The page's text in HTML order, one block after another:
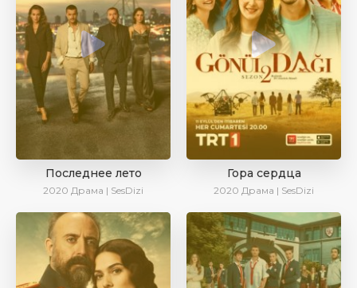
Последнее лето
2020 Драма | SesDizi
Гора сердца
2020 Драма | SesDizi